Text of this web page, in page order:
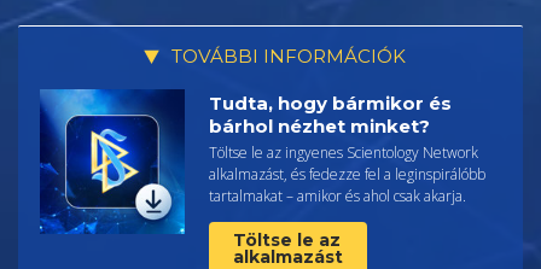
TOVÁBBI INFORMÁCIÓK
Tudta, hogy bármikor és
bárhol nézhet minket?
Töltse le az ingyenes Scientology Network
alkalmazást, és fedezze fel a leginspirálóbb
tartalmakat – amikor és ahol csak akarja.
Töltse le az
alkalmazást